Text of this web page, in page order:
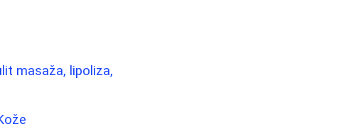
masaža, lipoliza,